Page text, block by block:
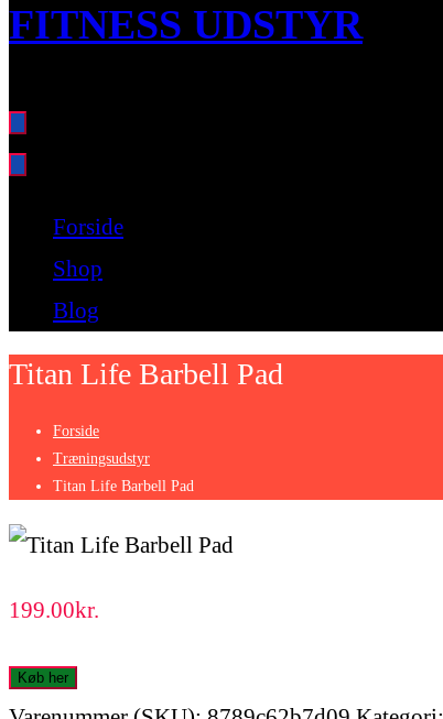
FITNESS UDSTYR
Bare endnu et fitness websted
Forside
Shop
Blog
Titan Life Barbell Pad
Forside
Træningsudstyr
Titan Life Barbell Pad
199.00kr.
Køb her